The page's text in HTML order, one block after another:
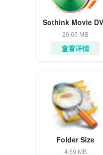
Sothink Movie
Maker
26.65 MB
查看详情
Folder Size
Professional
4.69 MB